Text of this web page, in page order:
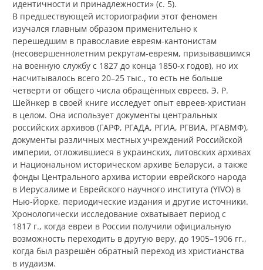
идентичности и принадлежности» (с. 5).
В предшествующей историографии этот феномен
изучался главным образом применительно к
перешедшим в православие евреям-кантонистам
(несовершеннолетним рекрутам-евреям, призывавшимся
на военную службу с 1827 до конца 1850‑х годов), но их
насчитывалось всего 20–25 тыс., то есть не больше
четверти от общего числа обращённых евреев. Э. Р.
Шейнкер в своей книге исследует опыт евреев-христиан
в целом. Она использует документы центральных
российских архивов (ГАРФ, РГАДА, РГИА, РГВИА, РГАВМФ),
документы различных местных учреждений Российской
империи, отложившиеся в украинских, литовских архивах
и Национальном историческом архиве Беларуси, а также
фонды Центрального архива истории еврейского народа
в Иерусалиме и Еврейского научного института (YIVO) в
Нью-Йорке, периодические издания и другие источники.
Хронологически исследование охватывает период с
1817 г., когда евреи в России получили официальную
возможность переходить в другую веру, до 1905–1906 гг.,
когда был разрешён обратный переход из христианства
в иудаизм.